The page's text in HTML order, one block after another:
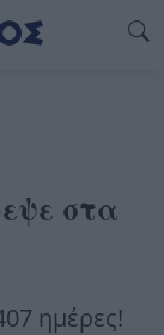
στα
ημέρες!